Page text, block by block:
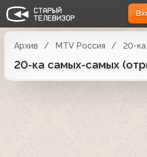
Архив MTV Россия 20-
20-ка самых-самых